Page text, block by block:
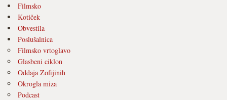
Filmsko
Kotiček
Obvestila
Poslušalnica
Filmsko vrtoglavo
Glasbeni ciklon
Oddaja Zofijinih
Okrogla miza
Podcast